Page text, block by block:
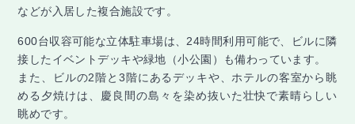
などが入居した複合施設です。
600台収容可能な立体駐車場は、24時間利用可能で、ビルに隣
接したイベントデッキや緑地（小公園）も備わっています。
また、ビルの2階と3階にあるデッキや、ホテルの客室から眺
める夕焼けは、慶良間の島々を染め抜いた壮快で素晴らしい
眺めです。